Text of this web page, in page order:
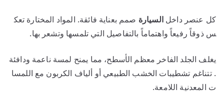
كل عنصر داخلالسيارة صمم بعناية فائقة. المواد المختارة تعك
س ذوقاً رفيعاً واهتماماً بالتفاصيل التي تلمسها وتشعر بها.
يغلف الجلد الفاخر معظم الأسطح، مما يمنح لمسة ناعمة ودافئة
. تتناغم تشطيبات الخشب الطبيعي أو ألياف الكربون مع اللمسا
ت المعدنية اللامعة.